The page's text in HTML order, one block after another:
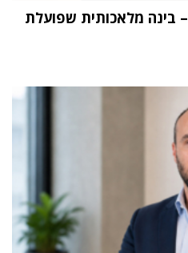
"העתיד הוא Physical AI – בינה מלאכותית שפועלת